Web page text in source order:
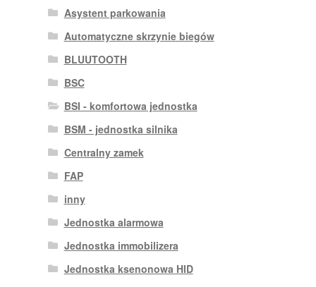
Asystent parkowania
Automatyczne skrzynie biegów
BLUUTOOTH
BSC
BSI - komfortowa jednostka
BSM - jednostka silnika
Centralny zamek
FAP
inny
Jednostka alarmowa
Jednostka immobilizera
Jednostka ksenonowa HID